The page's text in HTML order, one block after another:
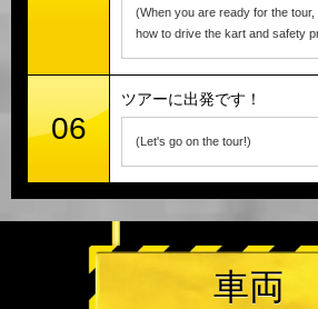
(When you are ready for the tour,
how to drive the kart and safety
06
ツアーに出発です！
(Let's go on the tour!)
車両